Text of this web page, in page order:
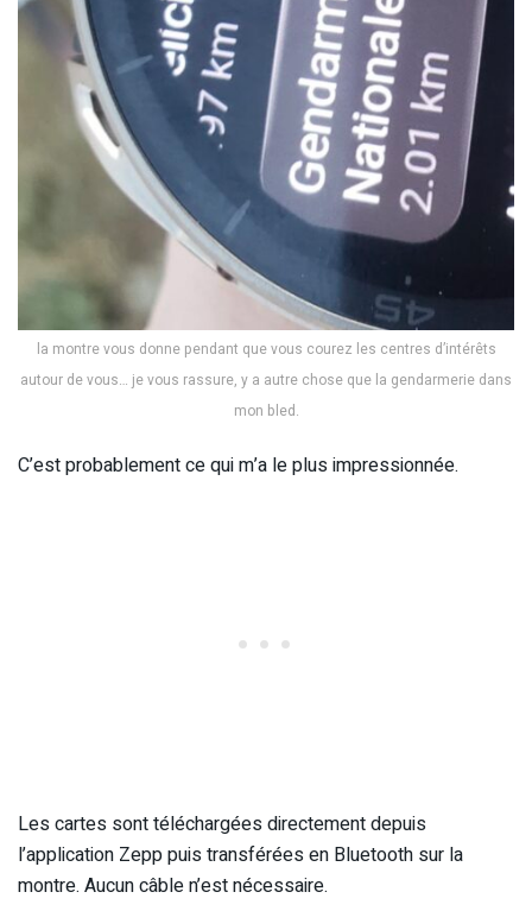
la montre vous donne pendant que vous courez les centres d’intérêts
autour de vous… je vous rassure, y a autre chose que la gendarmerie dans
mon bled.
C’est probablement ce qui m’a le plus impressionnée.
Les cartes sont téléchargées directement depuis
l’application Zepp puis transférées en Bluetooth sur la
montre. Aucun câble n’est nécessaire.